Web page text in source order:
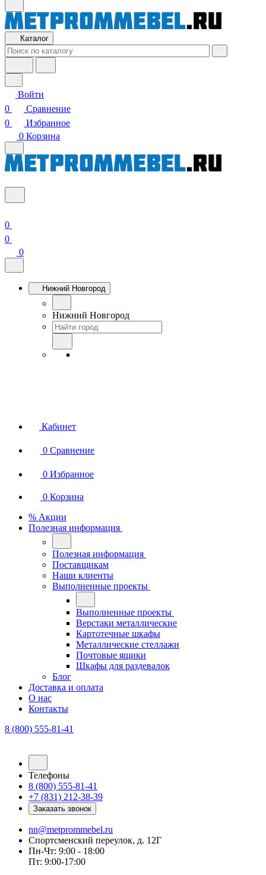
Каталог
Войти
0
Сравнение
0
Избранное
0 Корзина
0
0
0
Нижний Новгород
Нижний Новгород
Кабинет
0 Сравнение
0 Избранное
0 Корзина
% Акции
Полезная информация
Полезная информация
Поставщикам
Наши клиенты
Выполненные проекты
Выполненные проекты
Верстаки металлические
Картотечные шкафы
Металлические стеллажи
Почтовые ящики
Шкафы для раздевалок
Блог
Доставка и оплата
О нас
Контакты
8 (800) 555-81-41
Телефоны
8 (800) 555-81-41
+7 (831) 212-38-39
Заказать звонок
nn@metprommebel.ru
Спортсменский переулок, д. 12Г
Пн-Чт: 9:00 - 18:00
Пт: 9:00-17:00